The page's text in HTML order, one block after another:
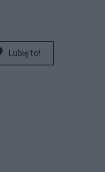
Lubię to!